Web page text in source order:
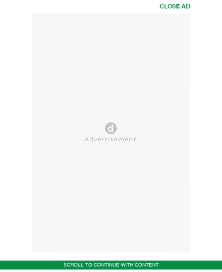
CLOSE AD
SCROLL TO CONTINUE WITH CONTENT